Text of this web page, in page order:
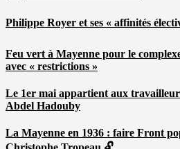
Philippe Royer et ses « affinités
Feu vert à Mayenne pour le
avec « restrictions »
Le 1er mai appartient aux
Abdel Hadouby
La Mayenne en 1936 : faire Front